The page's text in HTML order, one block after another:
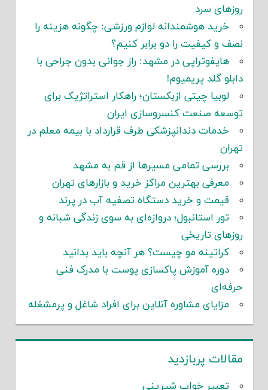
روزهای سرد
خرید هوشمندانه لوازم ورزشی: چگونه هزینه را
نصف و کیفیت را دو برابر کنیم؟
هایفوتراپی در مشهد: راز جوانی بدون جراحی با
دابلو گلد پریمیوم!
لوبیا چیتی ازبکستان؛ راهکار استراتژیک برای
توسعه صنعت کنسروسازی ایران
خدمات دندانپزشکی طرف قرارداد با بیمه معلم در
تهران
بررسی تمامی مسیرها از قم به مشهد
معرفی بهترین مراکز خرید و بازارهای تهران
قیمت و خرید دستگاه تصفیه آب در پرند
تور استانبول؛ دروازه‌ای به سوی زندگی شبانه و
روزهای تاریخی
کراتینه مو چیست؟ هر آنچه باید بدانید
دوره آموزش پاکسازی پوست با مدرک فنی
حرفه‌ای
مزایای مشاوره آنلاین برای افراد شاغل و پرمشغله
مقالات پربازدید
تعبیر خواب شیرینی